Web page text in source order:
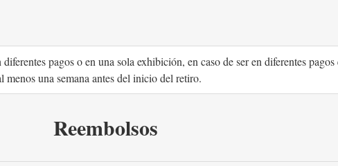
pagos o en una sola exhibición, en caso de ser en diferentes
una semana antes del inicio del retiro.
Reembolsos